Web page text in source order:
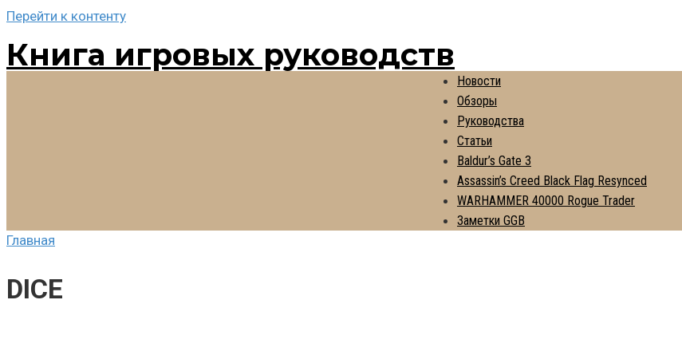
Перейти к контенту
Книга игровых руководств
Новости
Обзоры
Руководства
Статьи
Baldur’s Gate 3
Assassin’s Creed Black Flag Resynced
WARHAMMER 40000 Rogue Trader
Заметки GGB
Главная
DICE